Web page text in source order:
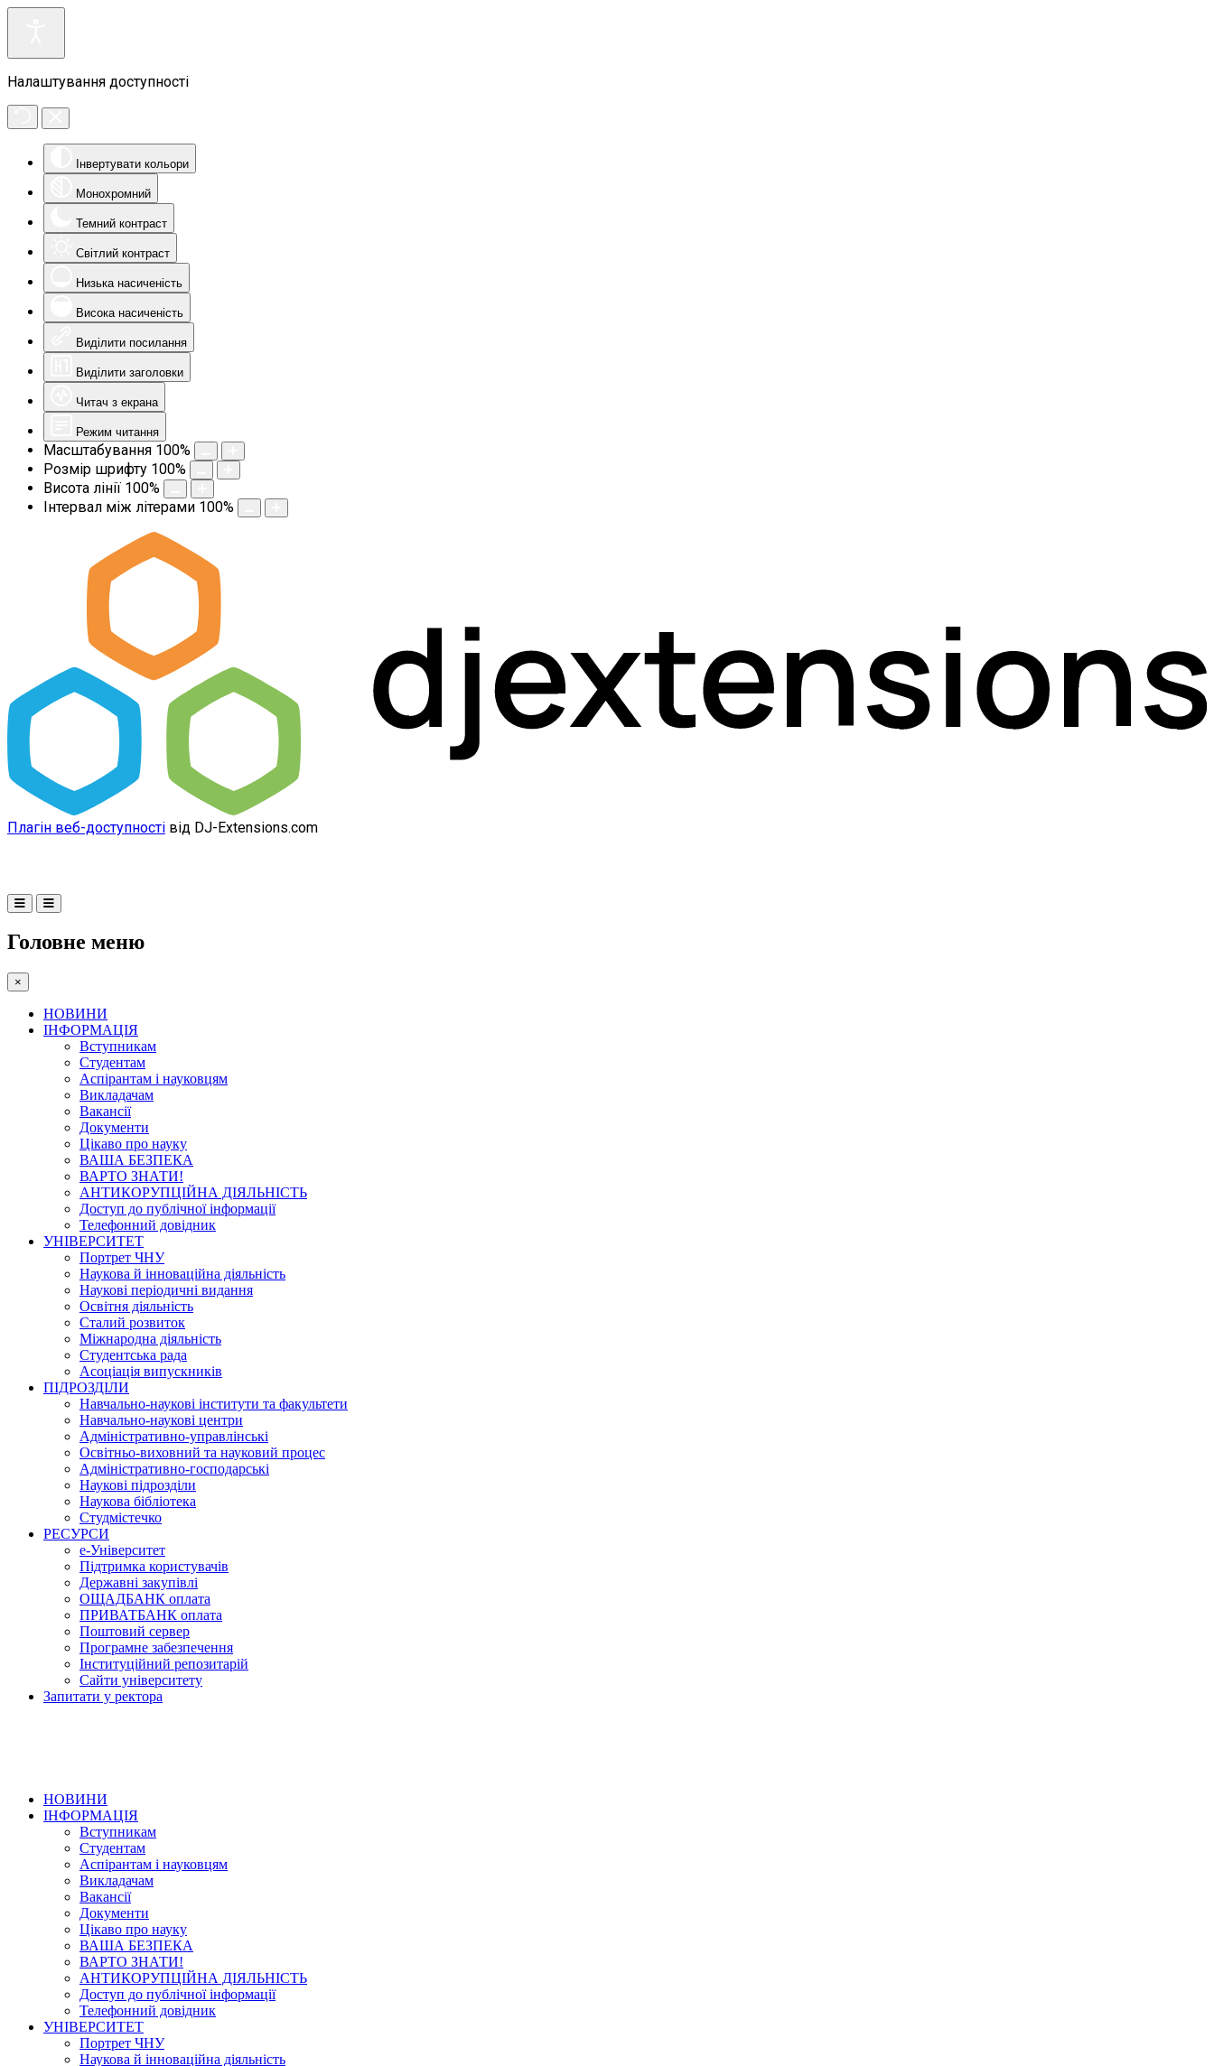
Налаштування доступності
Інвертувати кольори
Монохромний
Темний контраст
Світлий контраст
Низька насиченість
Висока насиченість
Виділити посилання
Виділити заголовки
Читач з екрана
Режим читання
Масштабування 100%
Розмір шрифту 100%
Висота лінії 100%
Інтервал між літерами 100%
Плагін веб-доступності від DJ-Extensions.com
Головне меню
×
НОВИНИ
ІНФОРМАЦІЯ
Вступникам
Студентам
Аспірантам і науковцям
Викладачам
Вакансії
Документи
Цікаво про науку
ВАША БЕЗПЕКА
ВАРТО ЗНАТИ!
АНТИКОРУПЦІЙНА ДІЯЛЬНІСТЬ
Доступ до публічної інформації
Телефонний довідник
УНІВЕРСИТЕТ
Портрет ЧНУ
Наукова й інноваційна діяльність
Наукові періодичні видання
Освітня діяльність
Сталий розвиток
Міжнародна діяльність
Студентська рада
Асоціація випускників
ПІДРОЗДІЛИ
Навчально-наукові інститути та факультети
Навчально-наукові центри
Адміністративно-управлінські
Освітньо-виховний та науковий процес
Адміністративно-господарські
Наукові підрозділи
Наукова бібліотека
Студмістечко
РЕСУРСИ
е-Університет
Підтримка користувачів
Державні закупівлі
ОЩАДБАНК оплата
ПРИВАТБАНК оплата
Поштовий сервер
Програмне забезпечення
Інституційний репозитарій
Сайти університету
Запитати у ректора
НОВИНИ
ІНФОРМАЦІЯ
Вступникам
Студентам
Аспірантам і науковцям
Викладачам
Вакансії
Документи
Цікаво про науку
ВАША БЕЗПЕКА
ВАРТО ЗНАТИ!
АНТИКОРУПЦІЙНА ДІЯЛЬНІСТЬ
Доступ до публічної інформації
Телефонний довідник
УНІВЕРСИТЕТ
Портрет ЧНУ
Наукова й інноваційна діяльність